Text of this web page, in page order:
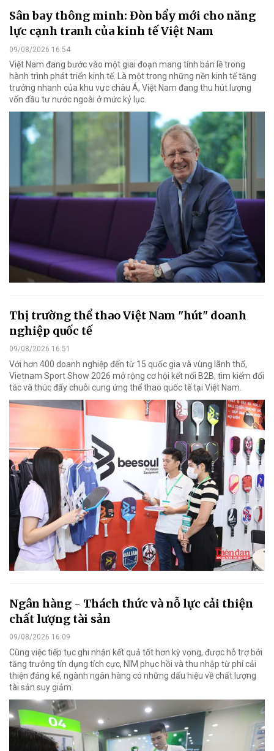
Sân bay thông minh: Đòn bẩy mới cho năng
lực cạnh tranh của kinh tế Việt Nam
09/08/2026 16:54
Việt Nam đang bước vào một giai đoạn mang tính bản lề trong
hành trình phát triển kinh tế. Là một trong những nền kinh tế tăng
trưởng nhanh của khu vực châu Á, Việt Nam đang thu hút lượng
vốn đầu tư nước ngoài ở mức kỷ lục.
Thị trường thể thao Việt Nam "hút" doanh
nghiệp quốc tế
09/08/2026 16:51
Với hơn 400 doanh nghiệp đến từ 15 quốc gia và vùng lãnh thổ,
Vietnam Sport Show 2026 mở rộng cơ hội kết nối B2B, tìm kiếm đối
tác và thúc đẩy chuỗi cung ứng thể thao quốc tế tại Việt Nam.
Ngân hàng - Thách thức và nỗ lực cải thiện
chất lượng tài sản
09/08/2026 16:09
Cùng việc tiếp tục ghi nhận kết quả tốt hơn kỳ vọng, được hỗ trợ bởi
tăng trưởng tín dụng tích cực, NIM phục hồi và thu nhập từ phí cải
thiện đáng kể, ngành ngân hàng có những dấu hiệu về chất lượng
tài sản suy giảm.